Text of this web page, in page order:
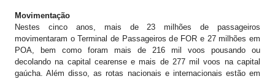
Movimentação
Nestes cinco anos, mais de 23 milhões de passageiros
movimentaram o Terminal de Passageiros de FOR e 27 milhões em
POA, bem como foram mais de 216 mil voos pousando ou
decolando na capital cearense e mais de 277 mil voos na capital
gaúcha. Além disso, as rotas nacionais e internacionais estão em